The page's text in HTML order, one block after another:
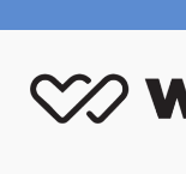
content